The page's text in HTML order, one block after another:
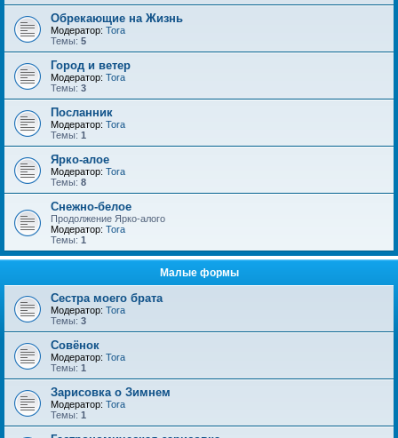
Обрекающие на Жизнь
Модератор: Tora
Темы: 5
Город и ветер
Модератор: Tora
Темы: 3
Посланник
Модератор: Tora
Темы: 1
Ярко-алое
Модератор: Tora
Темы: 8
Снежно-белое
Продолжение Ярко-алого
Модератор: Tora
Темы: 1
Малые формы
Сестра моего брата
Модератор: Tora
Темы: 3
Совёнок
Модератор: Tora
Темы: 1
Зарисовка о Зимнем
Модератор: Tora
Темы: 1